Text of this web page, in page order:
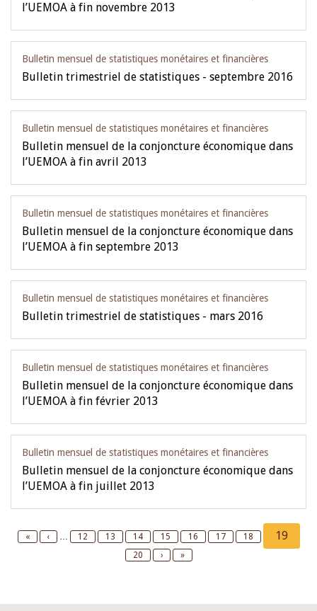
l’UEMOA à fin novembre 2013
Bulletin mensuel de statistiques monétaires et financières
Bulletin trimestriel de statistiques - septembre 2016
Bulletin mensuel de statistiques monétaires et financières
Bulletin mensuel de la conjoncture économique dans
l’UEMOA à fin avril 2013
Bulletin mensuel de statistiques monétaires et financières
Bulletin mensuel de la conjoncture économique dans
l’UEMOA à fin septembre 2013
Bulletin mensuel de statistiques monétaires et financières
Bulletin trimestriel de statistiques - mars 2016
Bulletin mensuel de statistiques monétaires et financières
Bulletin mensuel de la conjoncture économique dans
l’UEMOA à fin février 2013
Bulletin mensuel de statistiques monétaires et financières
Bulletin mensuel de la conjoncture économique dans
l’UEMOA à fin juillet 2013
First
«
Previous
‹ … Page
12 Page
13 Page
14 Page
15 Page
16 Page
17 Page
18
Current
page
19
Page
20
Next
›
Last
»